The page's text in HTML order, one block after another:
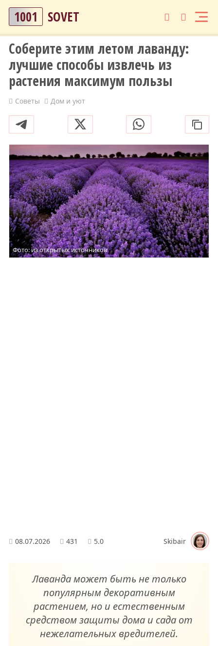
1001 SOVET
Соберите этим летом лаванду:
лучшие способы извлечь из
растения максимум пользы
Советы Дом и уют
Фото: из открытых источников
08.07.2026 431 5.0 Skibair
Лаванда может быть не только
популярным декоративным
растением, но и естественным
средством защиты дома и сада от
нежелательных вредителей.